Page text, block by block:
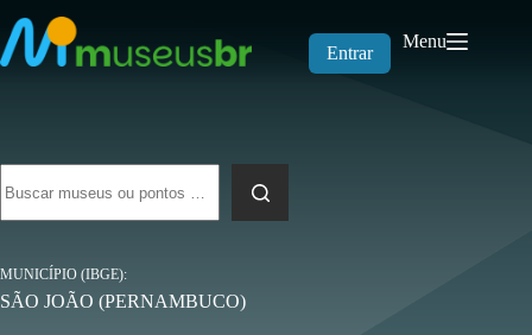
para
o
conteúdo
Entrar
Menu
resultados
MUNICÍPIO (IBGE)
SÃO JOÃO (PERNAMBUCO)